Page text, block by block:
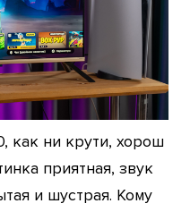
как ни крути, хорош
приятная, звук
и шустрая. Кому